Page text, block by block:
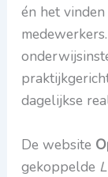
én het
dagelijkse
De website
gekoppelde